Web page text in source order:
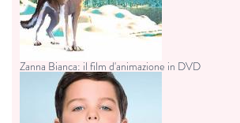
Zanna Bianca: il film d'animazione in DVD